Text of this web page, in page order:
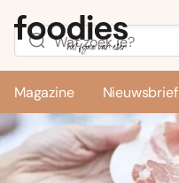
Magazine Nieuwsbrief